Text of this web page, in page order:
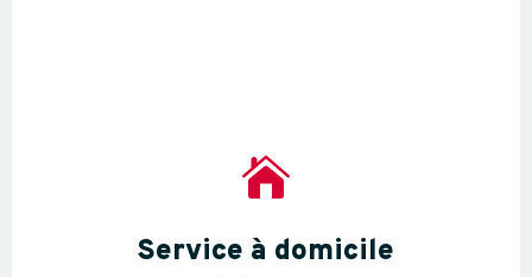

Service à domicile